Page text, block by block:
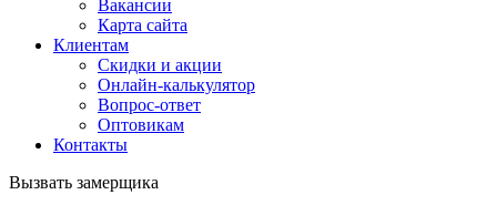
Вакансии
Карта сайта
Клиентам
Скидки и акции
Онлайн-калькулятор
Вопрос-ответ
Оптовикам
Контакты
Вызвать замерщика